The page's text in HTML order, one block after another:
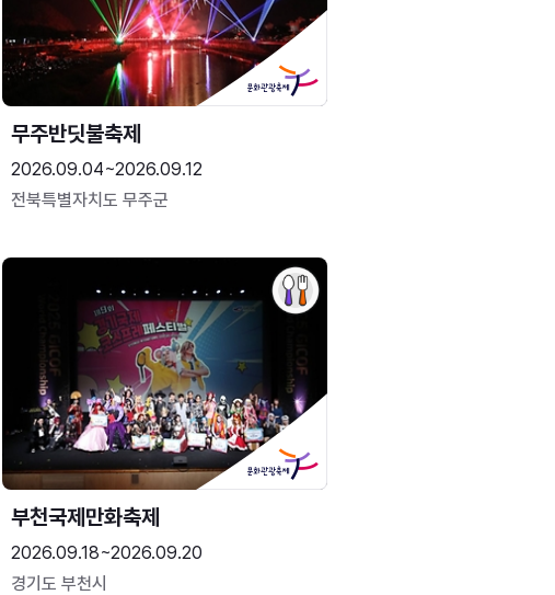
무주반딧불축제
2026.09.04~2026.09.12
전북특별자치도 무주군
부천국제만화축제
2026.09.18~2026.09.20
경기도 부천시